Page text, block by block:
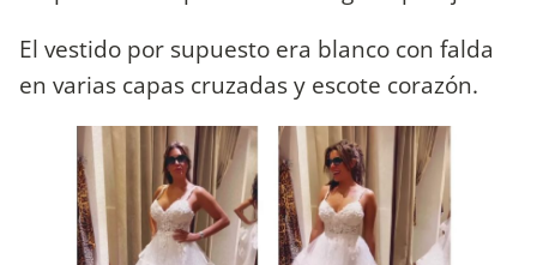
El vestido por supuesto era blanco con falda
en varias capas cruzadas y escote corazón.